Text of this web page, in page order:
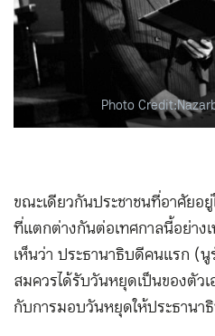
Photo
ขณะเดียวกันประชาชนที่อาศัยอ
ที่แตกต่างกันต่อเทศกาลนี้อย่าง
เห็นว่า ประธานาธิบดีคนแรก (
สมควรได้รับวันหยุดเป็นของตัว
กับการมอบวันหยุดให้ประธานา